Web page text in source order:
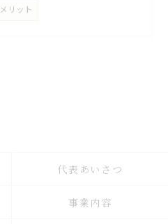
リット
代表あいさつ
事業内容